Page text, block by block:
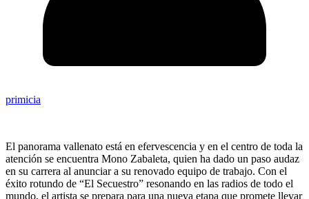
primicia
El panorama vallenato está en efervescencia y en el centro de toda la
atención se encuentra Mono Zabaleta, quien ha dado un paso audaz
en su carrera al anunciar a su renovado equipo de trabajo. Con el
éxito rotundo de “El Secuestro” resonando en las radios de todo el
mundo, el artista se prepara para una nueva etapa que promete llevar